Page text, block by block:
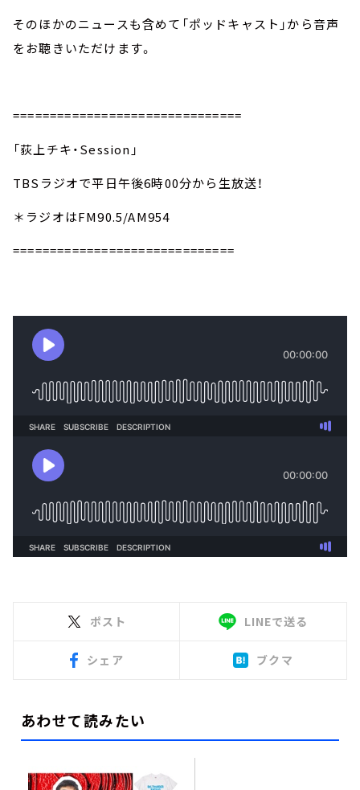
そのほかのニュースも含めて「ポッドキャスト」から音声
をお聴きいただけます。
===============================
「荻上チキ・Session」
TBSラジオで平日午後6時00分から生放送！
＊ラジオはFM90.5/AM954
==============================
ポスト LINEで送る
シェア ブクマ
あわせて読みたい